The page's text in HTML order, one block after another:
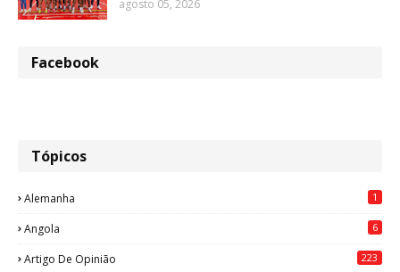
agosto 05, 2026
Facebook
Tópicos
Alemanha 1
Angola 6
Artigo De Opinião 223